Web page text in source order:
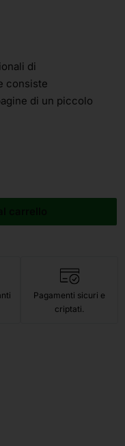
di
consiste
di un piccolo
Pagamenti sicuri e
criptati.